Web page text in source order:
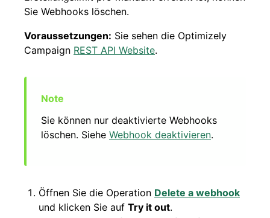
Sie Webhooks löschen.
Voraussetzungen: Sie sehen die Optimizely
Campaign REST API Website.
Sie können nur deaktivierte Webhooks
löschen. Siehe Webhook deaktivieren.
Öffnen Sie die Operation Delete a webhook
und klicken Sie auf Try it out.